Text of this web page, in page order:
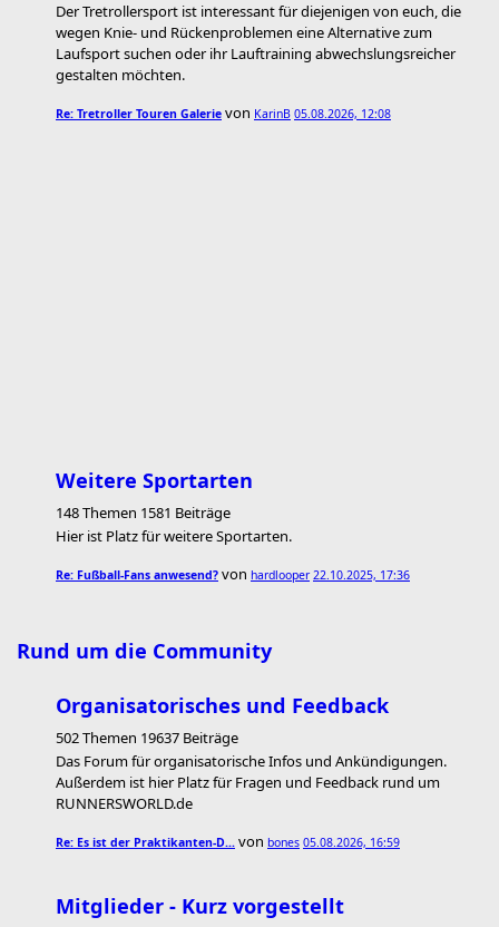
Der Tretrollersport ist interessant für diejenigen von euch, die
wegen Knie- und Rückenproblemen eine Alternative zum
Laufsport suchen oder ihr Lauftraining abwechslungsreicher
gestalten möchten.
Re: Tretroller Touren Galerie von KarinB 05.08.2026, 12:08
Weitere Sportarten
148 Themen 1581 Beiträge
Hier ist Platz für weitere Sportarten.
Re: Fußball-Fans anwesend? von hardlooper 22.10.2025, 17:36
Rund um die Community
Organisatorisches und Feedback
502 Themen 19637 Beiträge
Das Forum für organisatorische Infos und Ankündigungen.
Außerdem ist hier Platz für Fragen und Feedback rund um
RUNNERSWORLD.de
Re: Es ist der Praktikanten-D… von bones 05.08.2026, 16:59
Mitglieder - Kurz vorgestellt